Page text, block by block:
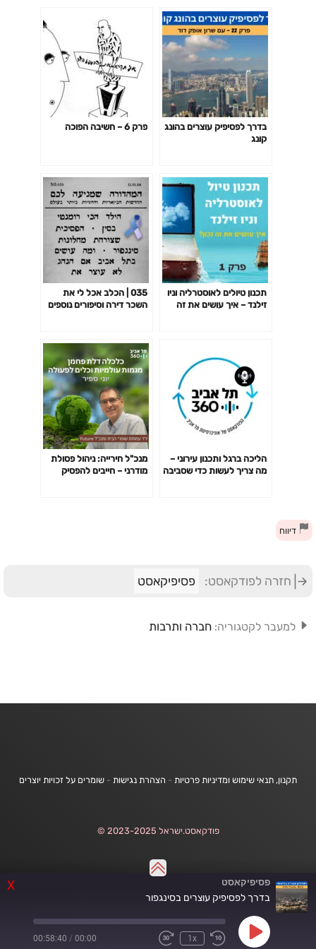
X פסיפיקאסט
בדרך לפסיפיק עוצרים בסינגפור
Play
Rewind
1x
Fast
00:00
/
00:58:40
בדרך לפסיפיק עוצרים בהונג
קונג
פרק 6 – חשיבה הפוכה
תכנון טיולים לאוסטרליה וניו
זילנד – איך עושים את זה
035 | הכלב אכל לי את
השכר דירה וסיפורים נוספים
הליכה ברגל ותכנון עירוני –
מה צריך לעשות כדי שסביבה
מנכ"ל חירייה: ניהול פסולת
מודרני – חייבים להפסיק
דיווח
חזרה לפודקאסט: פסיפיקאסט
למעבר לקטגוריה: חברה ותרבות
תקנון, תנאי שימוש ומדיניות פרטיות - הצהרת נגישות - שומרים על זכויות יוצרים
פודקאסט.ישראל 2023-2025 ©